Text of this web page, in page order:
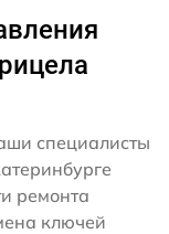
специалисты
ремонта
ключей